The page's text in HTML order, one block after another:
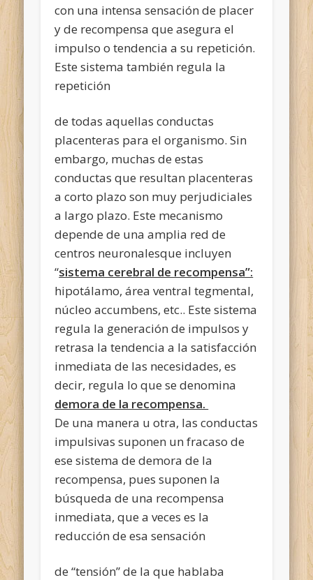
con una intensa sensación de placer
y de recompensa que asegura el
impulso o tendencia a su repetición.
Este sistema también regula la
repetición
de todas aquellas conductas
placenteras para el organismo. Sin
embargo, muchas de estas
conductas que resultan placenteras
a corto plazo son muy perjudiciales
a largo plazo. Este mecanismo
depende de una amplia red de
centros neuronalesque incluyen
“sistema cerebral de recompensa”:
hipotálamo, área ventral tegmental,
núcleo accumbens, etc.. Este sistema
regula la generación de impulsos y
retrasa la tendencia a la satisfacción
inmediata de las necesidades, es
decir, regula lo que se denomina
demora de la recompensa.
De una manera u otra, las conductas
impulsivas suponen un fracaso de
ese sistema de demora de la
recompensa, pues suponen la
búsqueda de una recompensa
inmediata, que a veces es la
reducción de esa sensación
de “tensión” de la que hablaba